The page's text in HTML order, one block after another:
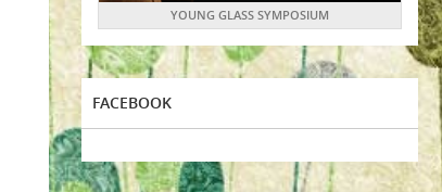
YOUNG GLASS SYMPOSIUM
FACEBOOK